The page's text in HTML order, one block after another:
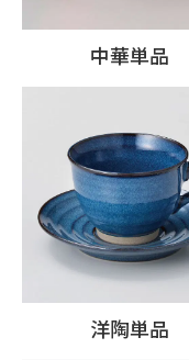
中華単品
洋陶単品